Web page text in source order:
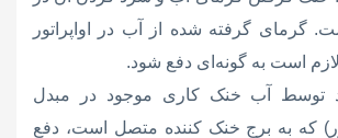
گرمای گرفته شده از آب در اواپراتور
است به گونه‌ای دفع شود.
توسط آب خنک کاری موجود در مبدل
که به برج خنک کننده متصل است، دفع